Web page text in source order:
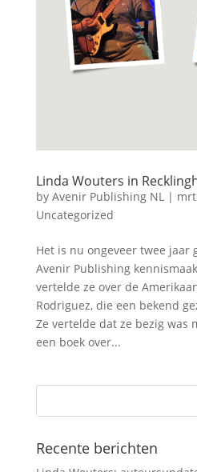
Linda Wouters in
by Avenir Publishing NL|
Uncategorized
Het is nu ongeveer twee jaar
Avenir Publishing
vertelde ze over de
Rodriguez, die een bekend
Ze vertelde dat ze bezig was
een boek over...
Recente berichten